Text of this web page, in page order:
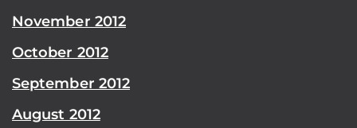
November 2012
October 2012
September 2012
August 2012